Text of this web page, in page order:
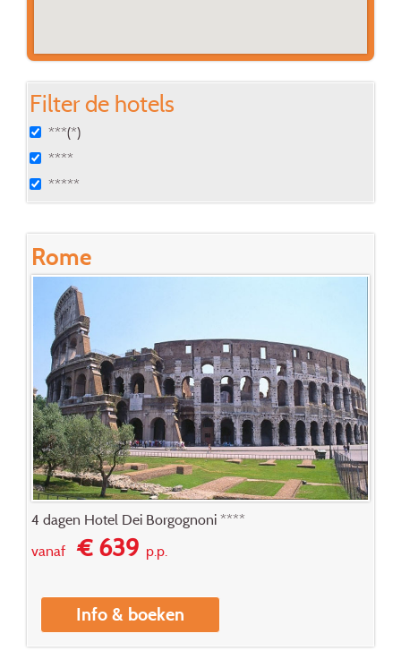
Filter de hotels
***(*)
****
*****
Rome
4 dagen Hotel Dei Borgognoni ****
vanaf€ 639p.p.
Info & boeken